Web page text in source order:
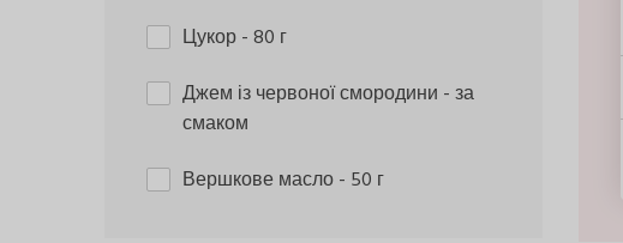
Цукор- 80 г
Джем із червоної смородини - за
смаком
Вершкове масло- 50 г